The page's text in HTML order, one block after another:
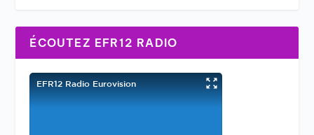
ÉCOUTEZ EFR12 RADIO